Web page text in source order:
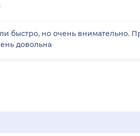
быстро, но очень внимательно.
довольна